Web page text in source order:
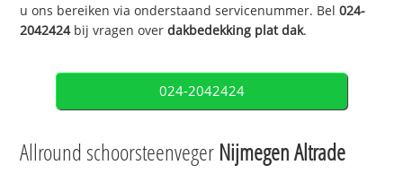
u ons bereiken via onderstaand servicenummer. Bel024-
2042424bij vragen overdakbedekking plat dak.
024-2042424
Allround schoorsteenveger Nijmegen Altrade